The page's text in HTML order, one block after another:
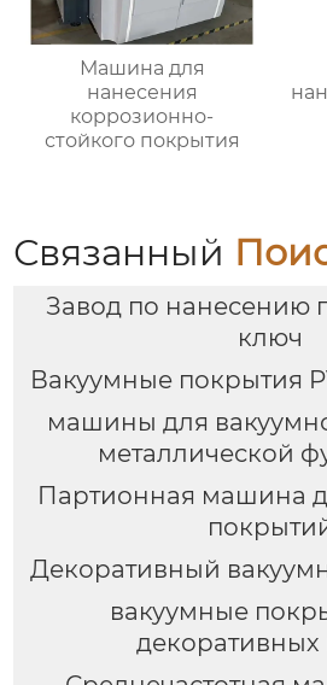
Машина для
нанесения
коррозионно-
стойкого покрытия
Связанный
Завод по нанесению
ключ
Вакуумные покрытия
машины для
металлической
Партионная машина
Декоративный
вакуумные
декоративных